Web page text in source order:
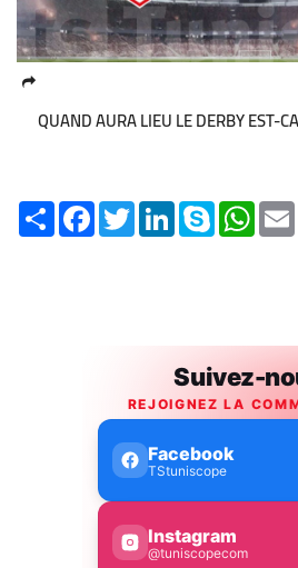
QUAND AURA LIEU LE DERBY EST-
Share FacebookTwitterLinkedInSkype